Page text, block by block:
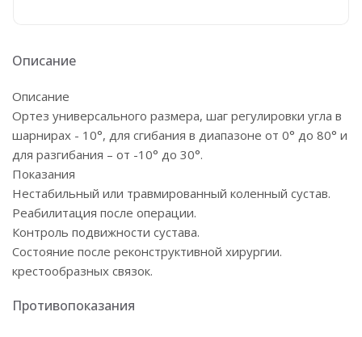
Описание
Описание
Ортез универсального размера, шаг регулировки угла в
шарнирах - 10°, для сгибания в диапазоне от 0° до 80° и
для разгибания – от -10° до 30°.
Показания
Нестабильный или травмированный коленный сустав.
Реабилитация после операции.
Контроль подвижности сустава.
Состояние после реконструктивной хирургии.
крестообразных связок.
Противопоказания